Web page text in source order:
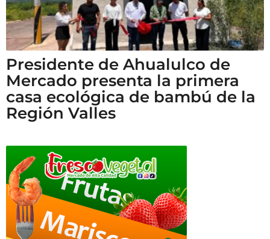
Presidente de Ahualulco de
Mercado presenta la primera
casa ecológica de bambú de la
Región Valles